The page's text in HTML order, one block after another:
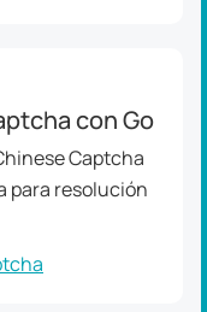
con Go
Captcha
para resolución